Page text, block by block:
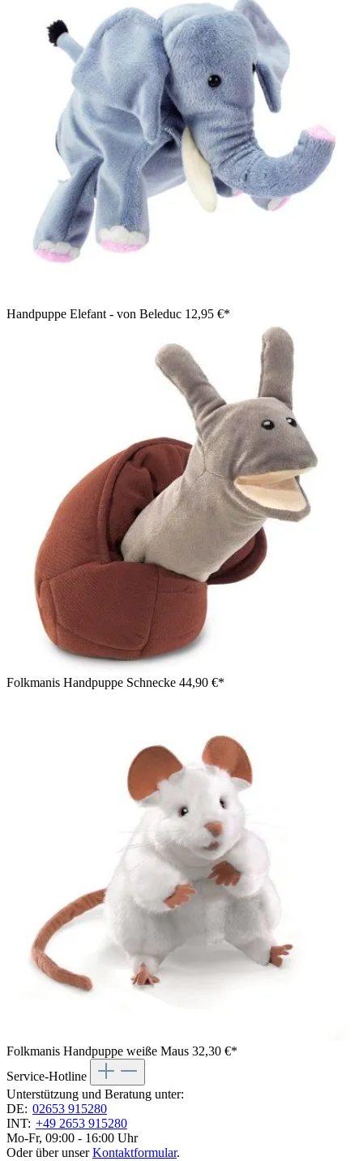
Handpuppe Elefant - von Beleduc 12,95 €*
Folkmanis Handpuppe Schnecke 44,90 €*
Folkmanis Handpuppe weiße Maus 32,30 €*
Service-Hotline
Unterstützung und Beratung unter:
DE: 02653 915280
INT: +49 2653 915280
Mo-Fr, 09:00 - 16:00 Uhr
Oder über unserKontaktformular.